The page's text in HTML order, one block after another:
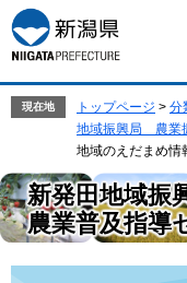
ー
ジ
の
す。
ニ
ュ
ー
し
て
本
文
へ
現在地 トップページ > 分
地域振興局 農業
地域のえだまめ情
新発田地域振
農業普及指導